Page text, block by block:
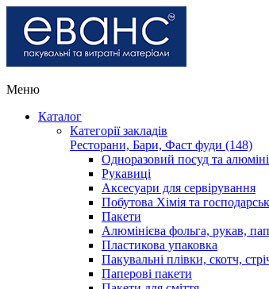
Меню
Каталог
Категорії закладів
Ресторани, Бари, Фаст фуди (148)
Одноразовий посуд та
Рукавиці
Аксесуари для сервірування
Побутова Хімія та
Пакети
Алюмінієва фольга, рукав,
Пластикова упаковка
Пакувальні плівки, скотч,
Паперові пакети